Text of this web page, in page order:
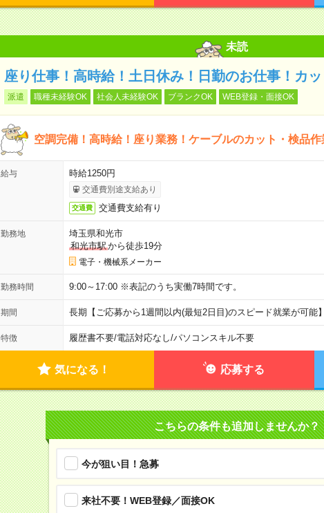
未読
座り仕事！高時給！土日休み！日勤のお仕事！カ
派遣 職種未経験OK 社会人未経験OK ブランクOK WEB登録・面接OK
空調完備！高時給！座り業務！ケーブルのカット・検品作
給与 時給1250円
交通費別途支給あり
交通費 交通費支給有り
勤務地
埼玉県和光市
和光市駅から徒歩19分
電子・機械系メーカー
勤務時間 9:00～17:00 ※表記のうち実働7時間です。
期間 長期【ご応募から1週間以内(最短2日目)のスピード就業が可能
特徴 履歴書不要/電話対応なし/パソコンスキル不要
気になる！ 応募する
こちらの条件も追加しませんか？
今が狙い目！急募
来社不要！WEB登録／面接OK